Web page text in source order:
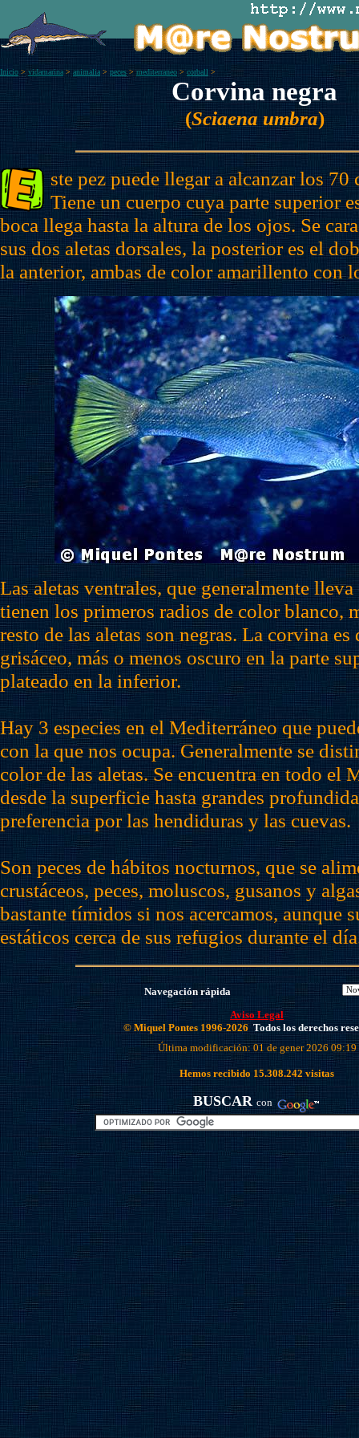
Inicio >vidamarina > animalia > peces>mediterraneo>corball >
Corvina negra
(Sciaena umbra)
ste pez puede llegar a alcanzar los
Tiene un cuerpo cuya parte superior
boca llega hasta la altura de los ojos. Se
sus dos aletas dorsales, la posterior es el
la anterior, ambas de color amarillento con
Las aletas ventrales, que generalmente lleva
tienen los primeros radios de color blanco,
resto de las aletas son negras. La corvina
grisáceo, más o menos oscuro en la parte
plateado en la inferior.
Hay 3 especies en el Mediterráneo que
con la que nos ocupa. Generalmente se
color de las aletas. Se encuentra en todo el
desde la superficie hasta grandes
preferencia por las hendiduras y las cuevas.
Son peces de hábitos nocturnos, que se
crustáceos, peces, moluscos, gusanos y
bastante tímidos si nos acercamos, aunque
estáticos cerca de sus refugios durante el
Navegación rápida
Aviso Legal
© Miquel Pontes 1996-2026 Todos los derechos
Última modificación: 01 de gener 2026 09:19
Hemos recibido 15.308.242 visitas
BUSCAR con